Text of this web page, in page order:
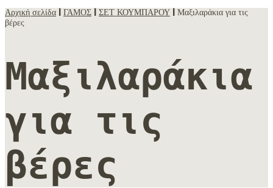
Αρχική σελίδα ΓΑΜΟΣ ΣΕΤ ΚΟΥΜΠΑΡΟΥ | Μαξιλαράκια για τις
βέρες
Μαξιλαράκια
για τις
βέρες